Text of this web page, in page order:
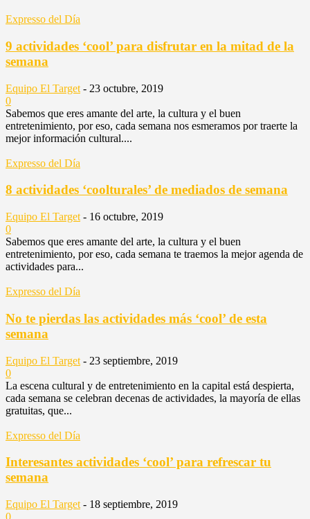
Expresso del Día
9 actividades ‘cool’ para disfrutar en la mitad de la
semana
Equipo El Target - 23 octubre, 2019
0
Sabemos que eres amante del arte, la cultura y el buen
entretenimiento, por eso, cada semana nos esmeramos por traerte la
mejor información cultural....
Expresso del Día
8 actividades ‘coolturales’ de mediados de semana
Equipo El Target - 16 octubre, 2019
0
Sabemos que eres amante del arte, la cultura y el buen
entretenimiento, por eso, cada semana te traemos la mejor agenda de
actividades para...
Expresso del Día
No te pierdas las actividades más ‘cool’ de esta
semana
Equipo El Target - 23 septiembre, 2019
0
La escena cultural y de entretenimiento en la capital está despierta,
cada semana se celebran decenas de actividades, la mayoría de ellas
gratuitas, que...
Expresso del Día
Interesantes actividades ‘cool’ para refrescar tu
semana
Equipo El Target - 18 septiembre, 2019
0